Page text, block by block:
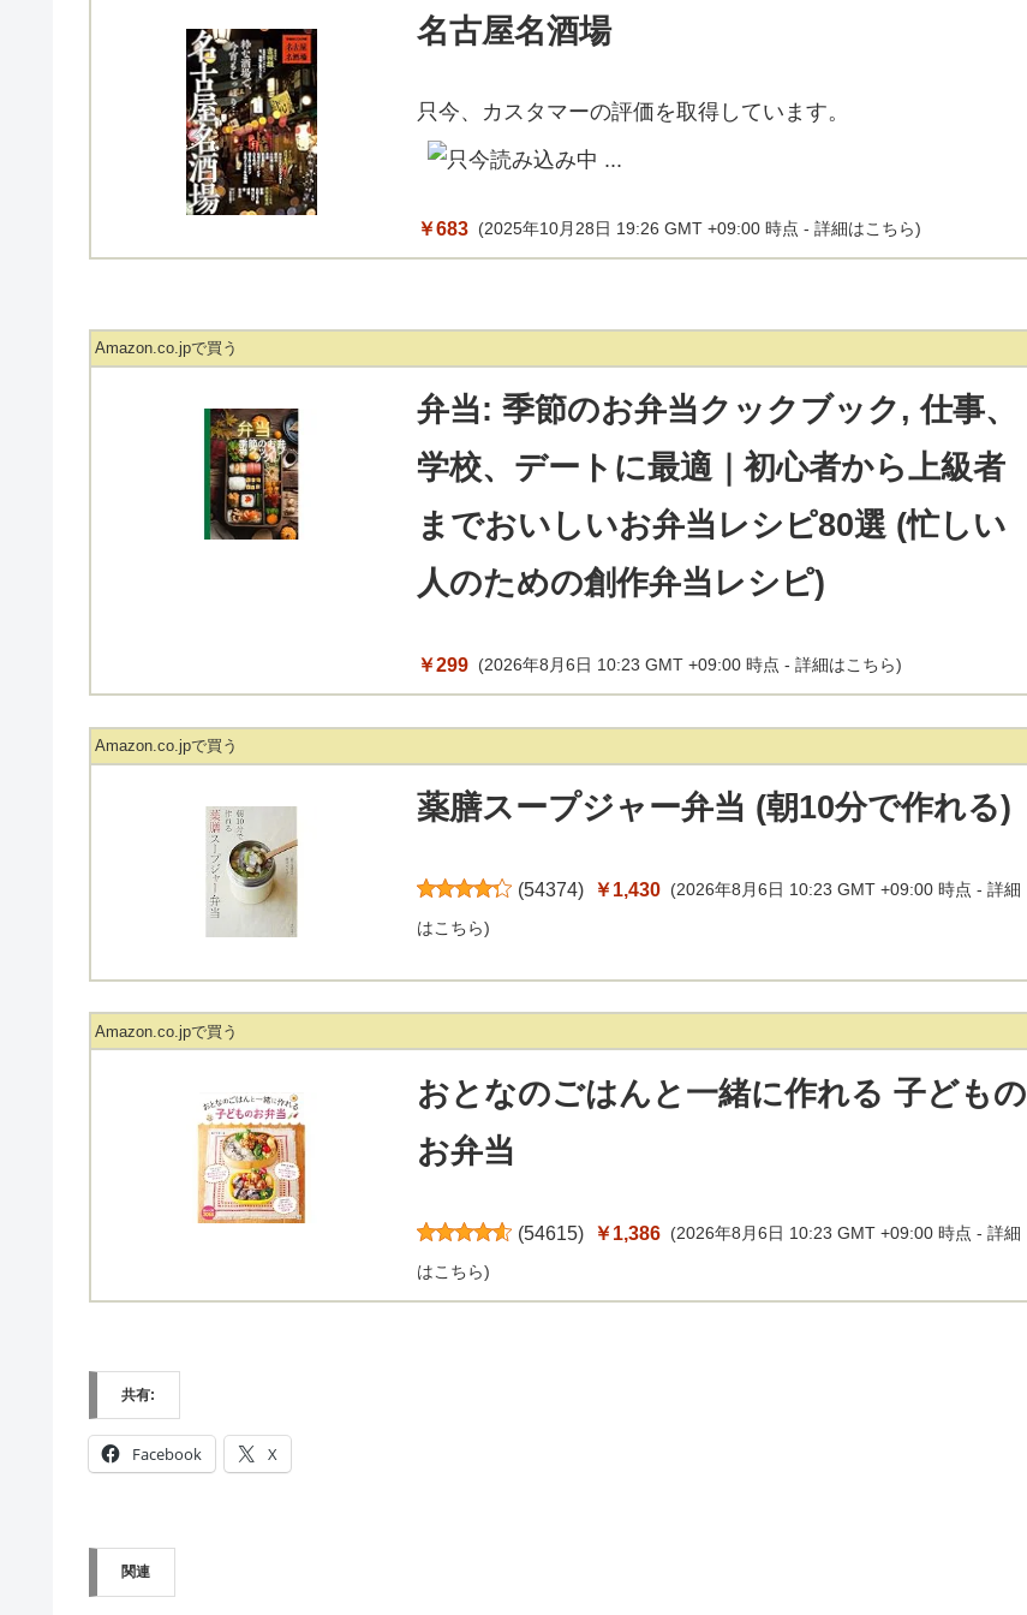
名古屋名酒場
只今、カスタマーの評価を取得しています。
Amazon.co.jpで買う
弁当: 季節のお弁当クックブック, 仕事、
学校、デートに最適｜初心者から上級者
までおいしいお弁当レシピ80選 (忙しい
人のための創作弁当レシピ)
￥299 (2026年8月6日 10:23 GMT +09:00 時点 - 詳細はこちら)
Amazon.co.jpで買う
薬膳スープジャー弁当 (朝10分で作れる)
(54374) ￥1,430 (2026年8月6日 10:23 GMT +09:00 時点 -詳細
はこちら)
Amazon.co.jpで買う
おとなのごはんと一緒に作れる 子どもの
お弁当
(54615) ￥1,386 (2026年8月6日 10:23 GMT +09:00 時点 -詳細
はこちら)
共有:
Facebook X
関連